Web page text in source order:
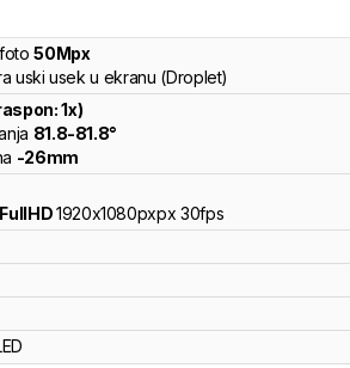
foto50Mpx
uski usek u ekranu (Droplet)
1x)
81.8-81.8°
-26mm
1920x1080pxpx30fps